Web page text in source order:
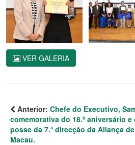
VER GALERIA
Anterior: Chefe do Executivo,
comemorativa do 18.º aniversário
posse da 7.ª direcção da Aliança
Macau.